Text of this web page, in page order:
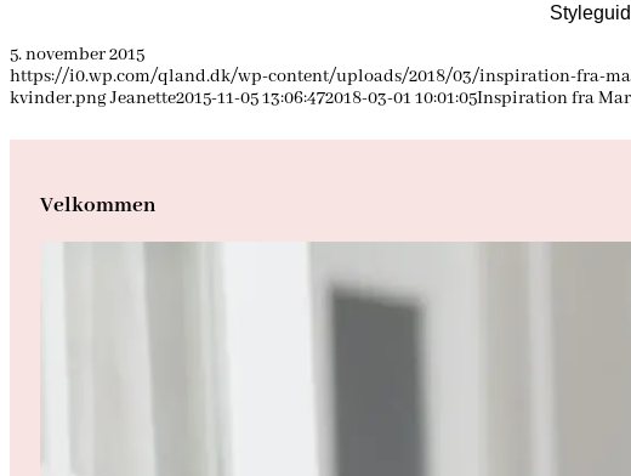
5. november 2015
https://i0.wp.com/qland.dk/wp-content/uploads/2018/03/inspiration-fra-
kvinder.pngJeanette2015-11-05 13:06:472018-03-01 10:01:05Inspiration fra
Velkommen